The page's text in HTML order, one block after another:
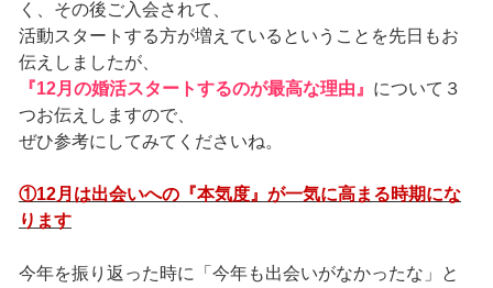
く、その後ご入会されて、
活動スタートする方が増えているということを先日もお
伝えしましたが、
『12月の婚活スタートするのが最高な理由』 について３
つお伝えしますので、
ぜひ参考にしてみてくださいね。
①12月は出会いへの『本気度』が一気に高まる時期にな
ります
今年を振り返った時に「今年も出会いがなかったな」と